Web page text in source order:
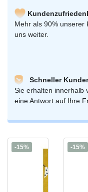
Mehr als 90% unserer
uns weiter.
Schneller
Sie erhalten innerhalb
eine Antwort auf Ihre
-15% -15%